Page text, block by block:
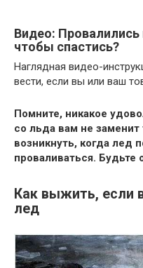
Видео:
чтобы спастись?
Наглядная видео-
вести, если вы или ваш
Помните, никакое
со льда вам не
возникнуть, когда лед
проваливаться. Будьте
Как выжить, если
лед